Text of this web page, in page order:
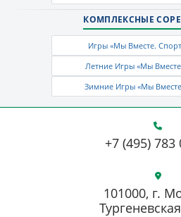
КОМПЛЕКСНЫЕ
Игры «Мы Вместе.
Летние Игры «Мы
Зимние Игры «Мы
+7 (495) 783
101000, г.